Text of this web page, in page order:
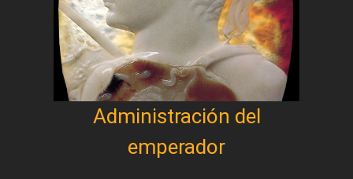
Administración del
emperador